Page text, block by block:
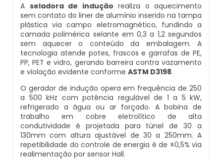
Embaladora De Doces
Embaladora Vertical
Pesadora De Pão
Seladora Automática Com Datador
Pesadora De Salgados Congelados
Balança Multicabeçote
Datador Para Embaladora
Datador Para Embalagens Plásticas
Datador Para Empacotadora
Datador De Tampas
Datador Para Plástico
Datador Para Embalagem Manual
A seladora de indução realiza o aquecimento
sem contato do liner de alumínio inserido na tampa
plástica via campo eletromagnético, fundindo a
camada polimérica selante em 0,3 a 1,2 segundos
sem aquecer o conteúdo da embalagem. A
tecnologia atende potes, frascos e garrafas de PE,
PP, PET e vidro, gerando barreira contra vazamento
e violação evidente conforme ASTM D3198.
O gerador de indução opera em frequência de 250
a 500 kHz com potência regulável de 1 a 5 kW,
refrigerado a água ou ar forçado. A bobina de
trabalho em cobre eletrolítico de alta
condutividade é projetada para túnel de 30 a
130mm com altura ajustável de 30 a 250mm. A
repetibilidade do controle de energia é de ±0,5% via
realimentação por sensor Hall.